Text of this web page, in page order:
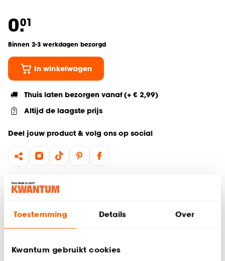
Toestemming Details Over
Kwantum gebruikt cookies
0.01
Binnen 2-3 werkdagen bezorgd
In winkelwagen
Thuis laten bezorgen vanaf (+ € 2,99)
Altijd de laagste prijs
Deel jouw product & volg ons op social
Wil je zeker weten dat deze gordijnstof bij de rest van jouw